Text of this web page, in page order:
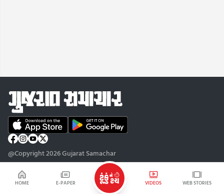
HOME E-PAPER VIDEOS WEB STORIES
@Copyright 2026 Gujarat Samachar